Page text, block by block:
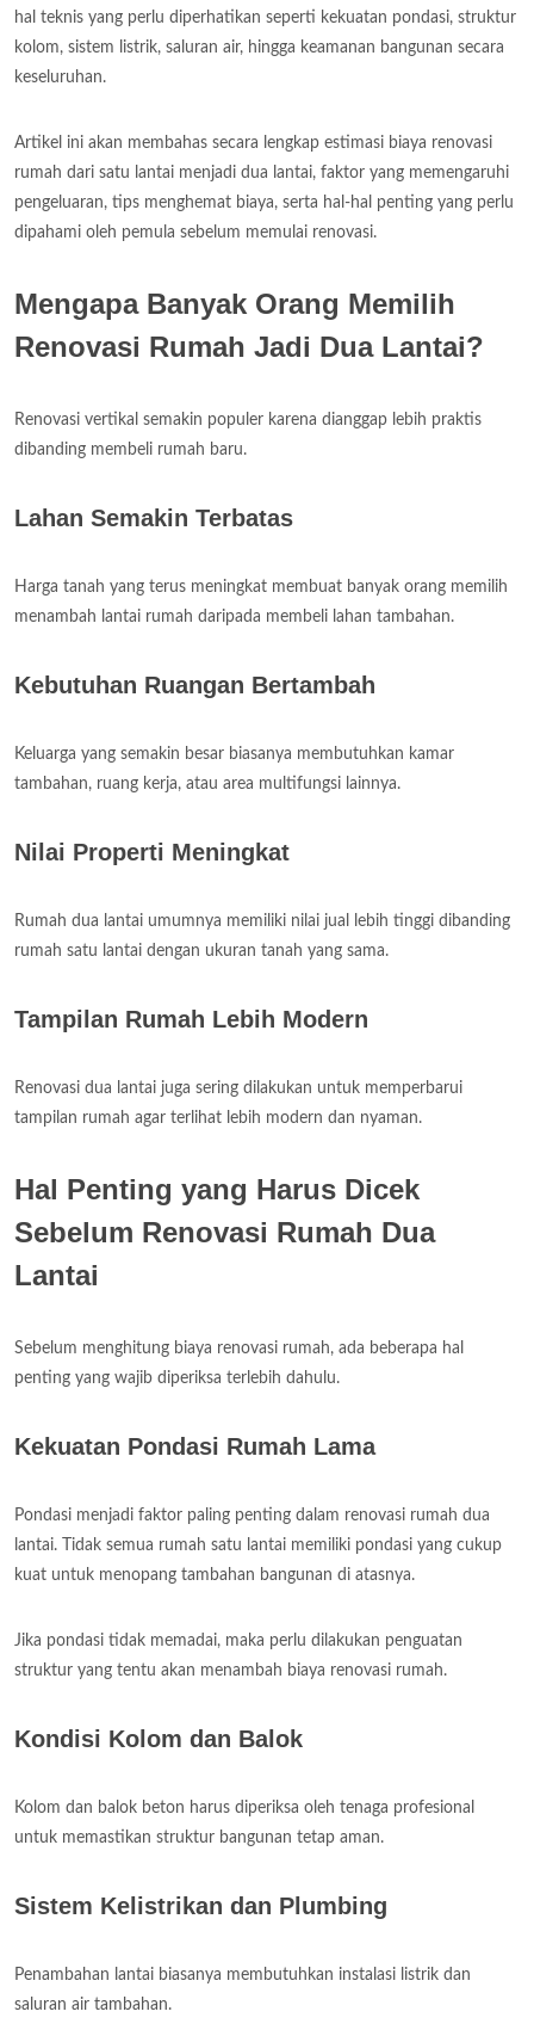
hal teknis yang perlu diperhatikan seperti kekuatan pondasi, struktur
kolom, sistem listrik, saluran air, hingga keamanan bangunan secara
keseluruhan.
Artikel ini akan membahas secara lengkap estimasi biaya renovasi
rumah dari satu lantai menjadi dua lantai, faktor yang memengaruhi
pengeluaran, tips menghemat biaya, serta hal-hal penting yang perlu
dipahami oleh pemula sebelum memulai renovasi.
Mengapa Banyak Orang Memilih
Renovasi Rumah Jadi Dua Lantai?
Renovasi vertikal semakin populer karena dianggap lebih praktis
dibanding membeli rumah baru.
Lahan Semakin Terbatas
Harga tanah yang terus meningkat membuat banyak orang memilih
menambah lantai rumah daripada membeli lahan tambahan.
Kebutuhan Ruangan Bertambah
Keluarga yang semakin besar biasanya membutuhkan kamar
tambahan, ruang kerja, atau area multifungsi lainnya.
Nilai Properti Meningkat
Rumah dua lantai umumnya memiliki nilai jual lebih tinggi dibanding
rumah satu lantai dengan ukuran tanah yang sama.
Tampilan Rumah Lebih Modern
Renovasi dua lantai juga sering dilakukan untuk memperbarui
tampilan rumah agar terlihat lebih modern dan nyaman.
Hal Penting yang Harus Dicek
Sebelum Renovasi Rumah Dua
Lantai
Sebelum menghitung biaya renovasi rumah, ada beberapa hal
penting yang wajib diperiksa terlebih dahulu.
Kekuatan Pondasi Rumah Lama
Pondasi menjadi faktor paling penting dalam renovasi rumah dua
lantai. Tidak semua rumah satu lantai memiliki pondasi yang cukup
kuat untuk menopang tambahan bangunan di atasnya.
Jika pondasi tidak memadai, maka perlu dilakukan penguatan
struktur yang tentu akan menambah biaya renovasi rumah.
Kondisi Kolom dan Balok
Kolom dan balok beton harus diperiksa oleh tenaga profesional
untuk memastikan struktur bangunan tetap aman.
Sistem Kelistrikan dan Plumbing
Penambahan lantai biasanya membutuhkan instalasi listrik dan
saluran air tambahan.